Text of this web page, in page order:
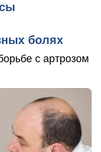
болях
с артрозом